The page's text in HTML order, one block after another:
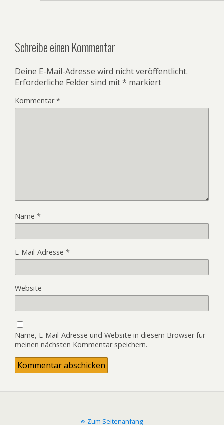
Schreibe einen Kommentar
Deine E-Mail-Adresse wird nicht veröffentlicht.
Erforderliche Felder sind mit* markiert
Kommentar*
Name *
E-Mail-Adresse *
Website
Name, E-Mail-Adresse und Website in diesem Browser für
meinen nächsten Kommentar speichern.
Zum Seitenanfang